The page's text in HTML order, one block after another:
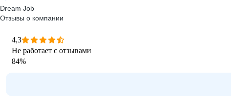
Dream Job
Отзывы о компании
4,3
Не работает с отзывами
84%